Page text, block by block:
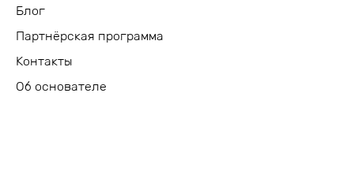
Блог
Партнёрская программа
Контакты
Об основателе